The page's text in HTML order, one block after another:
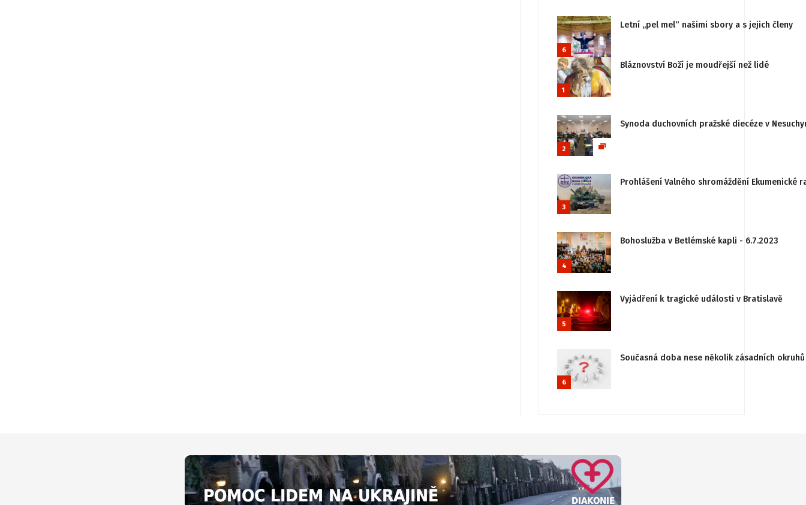
6
Letní „pel mel“ našimi sbory a s jejich členy
1
Bláznovství Boží je moudřejší než lidé
2
Synoda duchovních pražské diecéze v
3
Prohlášení Valného shromáždění
4
Bohoslužba v Betlémské kapli - 6.7.2023
5
Vyjádření k tragické události v Bratislavě
6
Současná doba nese několik zásadních